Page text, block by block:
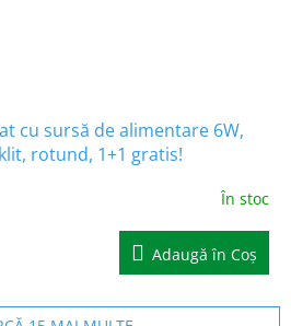
cu sursă de alimentare 6W,
rotund, 1+1 gratis!
În stoc
Adaugă în Coş